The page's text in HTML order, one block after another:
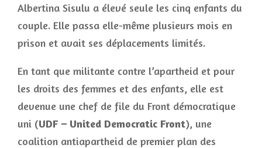
Albertina Sisulu a élevé seule les cinq enfants du
couple. Elle passa elle-même plusieurs mois en
prison et avait ses déplacements limités.
En tant que militante contre l’apartheid et pour
les droits des femmes et des enfants, elle est
devenue une chef de file du Front démocratique
uni (UDF – United Democratic Front), une
coalition antiapartheid de premier plan des